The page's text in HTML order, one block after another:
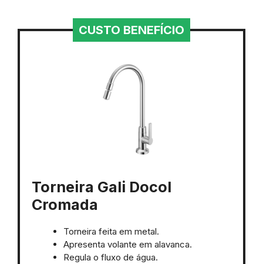
CUSTO BENEFÍCIO
Torneira Gali Docol
Cromada
Torneira feita em metal.
Apresenta volante em alavanca.
Regula o fluxo de água.